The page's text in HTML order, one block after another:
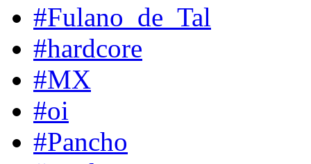
#Fulano_de_Tal
#hardcore
#MX
#oi
#Pancho